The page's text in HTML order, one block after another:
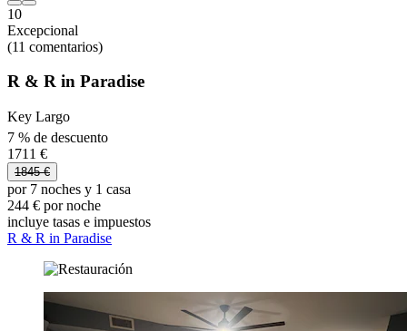
10
Excepcional
(11 comentarios)
R & R in Paradise
Key Largo
7 % de descuento
1711 €
1845 €
por 7 noches y 1 casa
244 € por noche
incluye tasas e impuestos
R & R in Paradise